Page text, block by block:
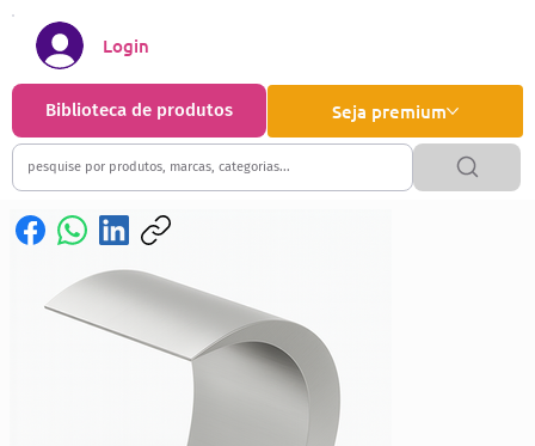
Seja premium
Biblioteca de produtos
Login